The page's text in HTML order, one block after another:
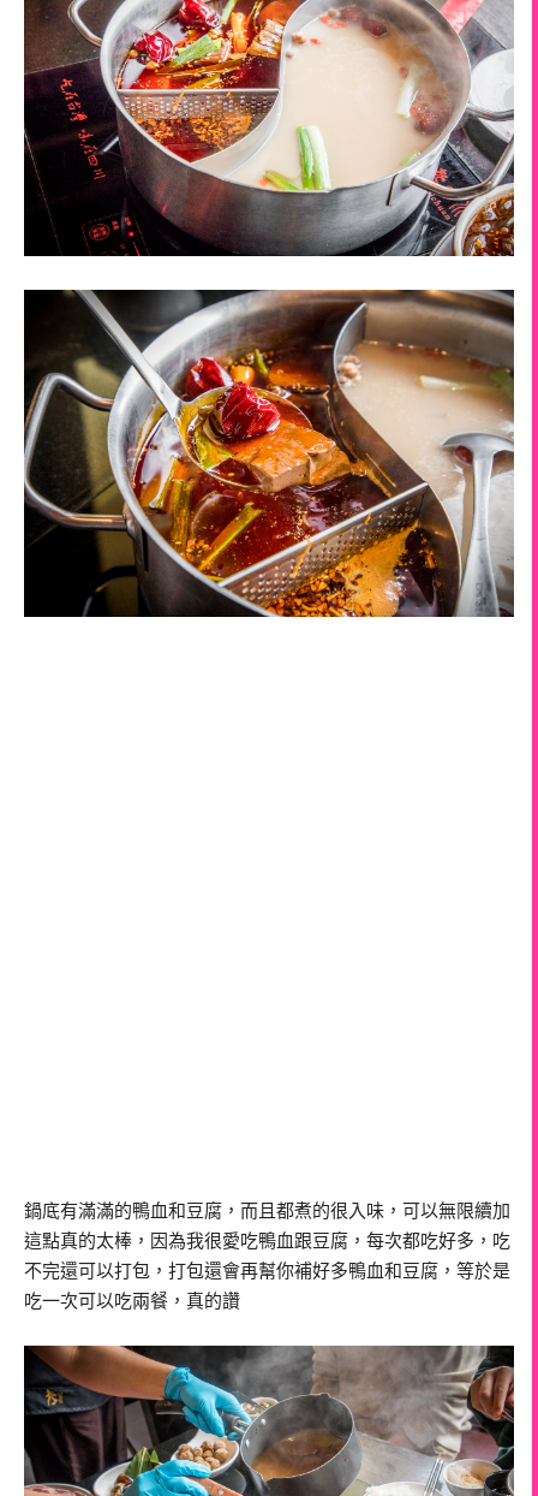
鍋底有滿滿的鴨血和豆腐，而且都煮的很入味，可以無限續加
這點真的太棒，因為我很愛吃鴨血跟豆腐，每次都吃好多，吃
不完還可以打包，打包還會再幫你補好多鴨血和豆腐，等於是
吃一次可以吃兩餐，真的讚